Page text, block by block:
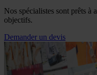
Nos spécialistes sont prêts à
objectifs.
Demander un devis